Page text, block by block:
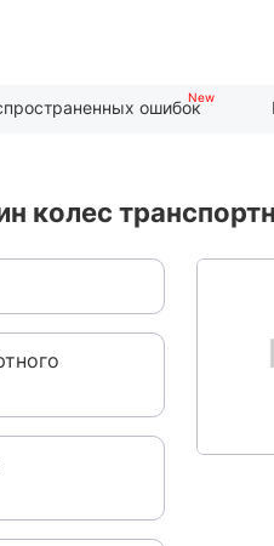
ошибок
колес